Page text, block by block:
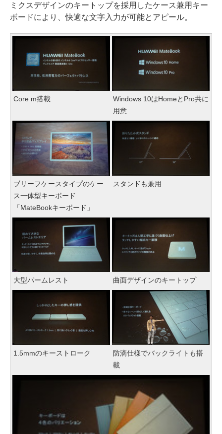
ミクスデザインのキートップを採用したケース兼用キー
ボードにより、快適な文字入力が可能とアピール。
Core m搭載
Windows 10はHomeとPro共に
用意
ブリーフケースタイプのケー
ス一体型キーボード
「MateBookキーボード」
スタンドも兼用
大型パームレスト 曲面デザインのキートップ
1.5mmのキーストローク
防滴仕様でバックライトも搭
載